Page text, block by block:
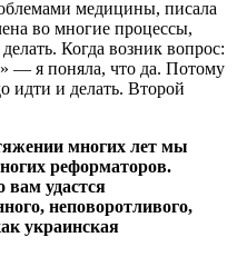
медицины, писала
во многие процессы,
Когда возник вопрос:
— я поняла, что да. Потому
идти и делать. Второй
многих лет мы
реформаторов.
удастся
неповоротливого,
украинская